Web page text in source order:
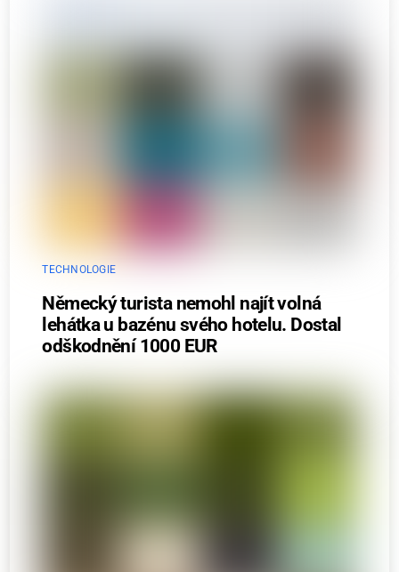
TECHNOLOGIE
Německý turista nemohl najít volná
lehátka u bazénu svého hotelu. Dostal
odškodnění 1000 EUR